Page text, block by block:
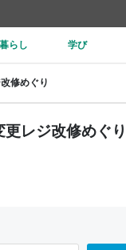
暮らし 学び
修めぐり
レジ改修めぐり